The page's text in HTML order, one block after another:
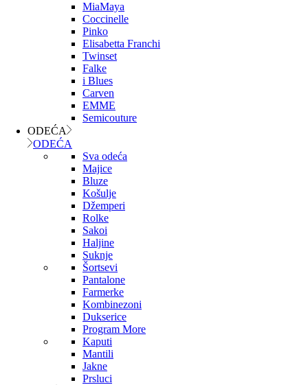
MiaMaya
Coccinelle
Pinko
Elisabetta Franchi
Twinset
Falke
i Blues
Carven
EMME
Semicouture
ODEĆA
ODEĆA
Sva odeća
Majice
Bluze
Košulje
Džemperi
Rolke
Sakoi
Haljine
Suknje
Šortsevi
Pantalone
Farmerke
Kombinezoni
Dukserice
Program More
Kaputi
Mantili
Jakne
Prsluci